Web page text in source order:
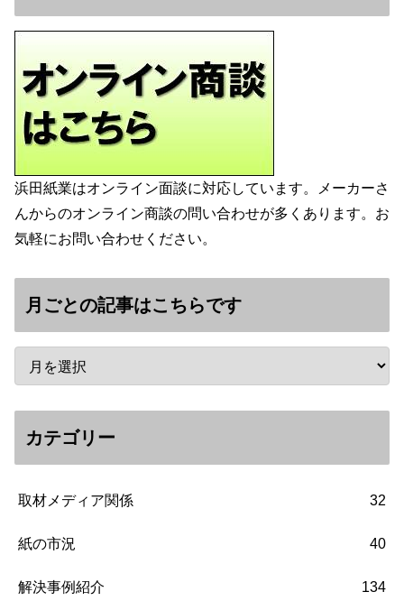
浜田紙業はオンライン面談に対応しています。メーカーさ
んからのオンライン商談の問い合わせが多くあります。お
気軽にお問い合わせください。
月ごとの記事はこちらです
カテゴリー
取材メディア関係 32
紙の市況 40
解決事例紹介 134